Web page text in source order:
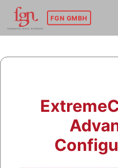
content
FGN GMBH